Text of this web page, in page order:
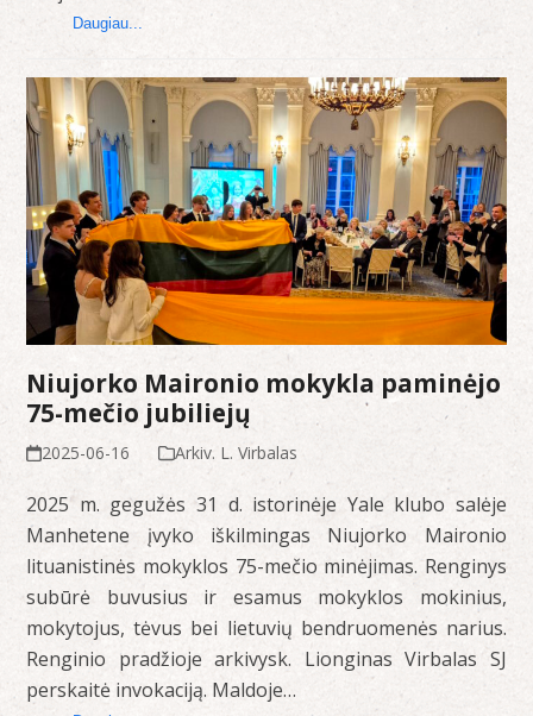
Daugiau...
Niujorko Maironio mokykla paminėjo
75-mečio jubiliejų
2025-06-16 Arkiv. L. Virbalas
2025 m. gegužės 31 d. istorinėje Yale klubo salėje
Manhetene įvyko iškilmingas Niujorko Maironio
lituanistinės mokyklos 75-mečio minėjimas. Renginys
subūrė buvusius ir esamus mokyklos mokinius,
mokytojus, tėvus bei lietuvių bendruomenės narius.
Renginio pradžioje arkivysk. Lionginas Virbalas SJ
perskaitė invokaciją. Maldoje…